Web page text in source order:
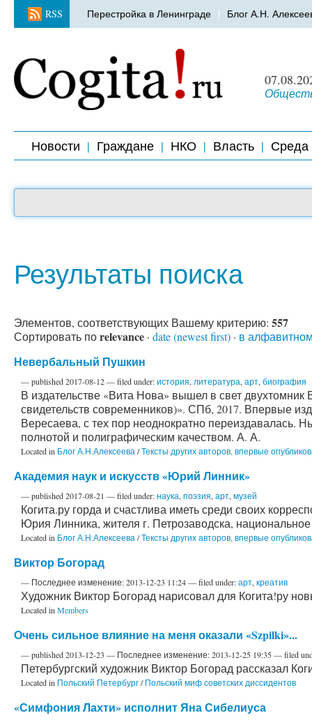
RSS Перестройка в Ленинграде Блог А.Н.
Новости Граждане НКО Власть Среда
Результаты поиска
Элементов, соответствующих Вашему критерию: 557
Сортировать поrelevance · date (newest first) · в
Невербальный Пушкин
—published2017-08-12— filed under:история, литература, арт, биография
В издательстве «Вита Нова» вышел в свет
свидетельств современников)». СПб, 2017. Впервые
Вересаева, с тех пор неоднократно переиздавалась.
полнотой и полиграфическим качеством. А. А.
Located in Блог А.Н.Алексеева /Тексты других авторов, впервые
Академия наук и искусств «Юрий Линник»
—published2017-08-21 — filed under:наука, поэзия, арт, музей
Когита.ру горда и счастлива иметь среди своих
Юрия Линника, жителя г. Петрозаводска,
Located in Блог А.Н.Алексеева /Тексты других авторов, впервые
Виктор Богорад
— Последнее изменение:2013-12-23 11:24— filed under:арт, креатив
Художник Виктор Богорад нарисовал для Когита!ру
Located in Members
Очень сильное влияние на меня оказали «Szpilki»...
—published2013-12-23 — Последнее изменение:2013-12-25 19:35— filed
Петербургский художник Виктор Богорад рассказал
Located in Польский Петербург/Польский миф советских диссидентов
«Симфония Лахти» исполнит Яна Сибелиуса